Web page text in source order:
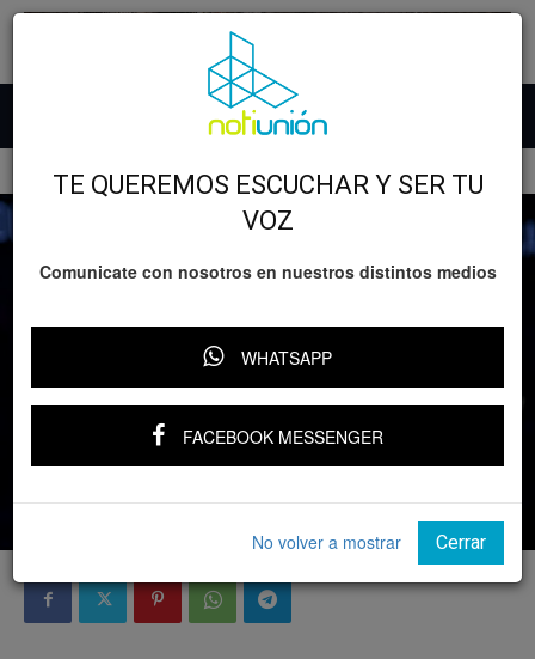
Deportes
FGR acusa a Julio César Chávez Jr. de
golpear a miembros del Cártel por
órdenes de ‘El Nini’
TE QUEREMOS ESCUCHAR Y SER TU
VOZ
Comunicate con nosotros en nuestros distintos medios
WHATSAPP
FACEBOOK MESSENGER
No volver a mostrar Cerrar